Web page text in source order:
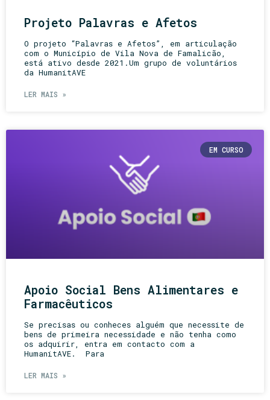
Projeto Palavras e Afetos
O projeto “Palavras e Afetos”, em articulação
com o Município de Vila Nova de Famalicão,
está ativo desde 2021.Um grupo de voluntários
da HumanitAVE
LER MAIS »
EM CURSO
Apoio Social Bens Alimentares e
Farmacêuticos
Se precisas ou conheces alguém que necessite de
bens de primeira necessidade e não tenha como
os adquirir, entra em contacto com a
HumanitAVE. Para
LER MAIS »